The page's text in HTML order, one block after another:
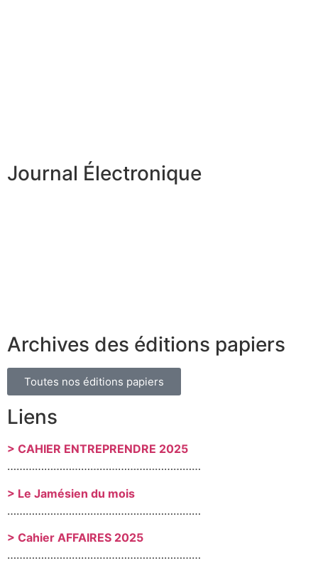
Journal Électronique
Archives des éditions papiers
Toutes nos éditions papiers
Liens
> CAHIER ENTREPRENDRE 2025
………………………………………………………
> Le Jamésien du mois
………………………………………………………
> Cahier AFFAIRES 2025
………………………………………………………